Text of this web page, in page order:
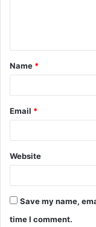
Name *
Email *
Website
Save my name,
time I comment.